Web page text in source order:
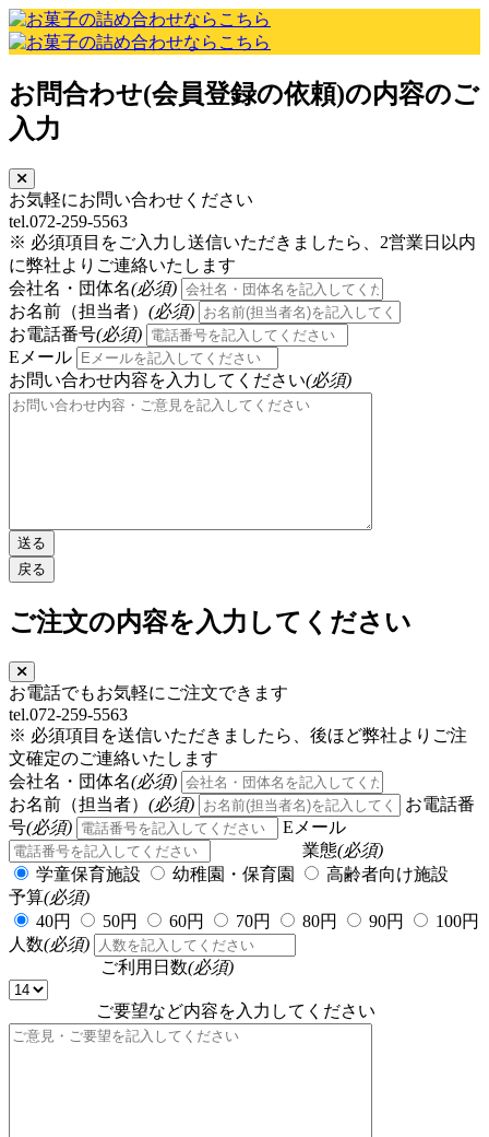
お問合わせ(会員登録の依頼)の内容のご
入力
お気軽にお問い合わせください
tel.072-259-5563
※ 必須項目をご入力し送信いただきましたら、2営業日以内
に弊社よりご連絡いたします
会社名・団体名(必須)
お名前（担当者） (必須)
お電話番号(必須)
Eメール
お問い合わせ内容を入力してください(必須)
ご注文の内容を入力してください
お電話でもお気軽にご注文できます
tel.072-259-5563
※ 必須項目を送信いただきましたら、後ほど弊社よりご注
文確定のご連絡いたします
会社名・団体名(必須)
お名前（担当者） (必須)
お電話番
号(必須)
Eメール
業態(必須)
学童保育施設
幼稚園・保育園
高齢者向け施設
予算(必須)
40円
50円 60円 70円 80円 90円
100円
人数(必須)
ご利用日数(必須)
ご要望など内容を入力してください